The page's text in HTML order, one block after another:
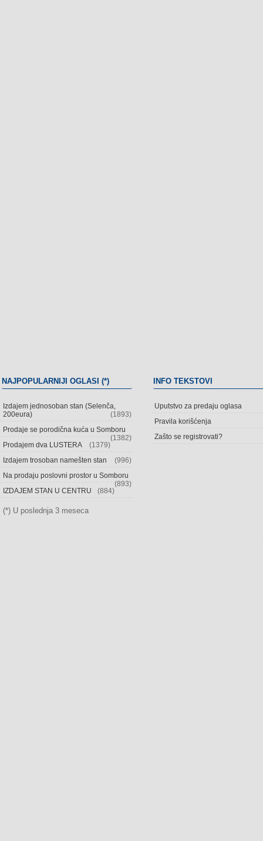
NAJPOPULARNIJI OGLASI (*)
Izdajem jednosoban stan (Selenča,
200eura)
(1893)
Prodaje se porodična kuća u Somboru
(1382)
Prodajem dva LUSTERA
(1379)
Izdajem trosoban namešten stan
(996)
Na prodaju poslovni prostor u Somboru
(893)
IZDAJEM STAN U CENTRU
(884)
(*) U poslednja 3 meseca
INFO TEKSTOVI
Uputstvo za predaju oglasa
Pravila korišćenja
Zašto se registrovati?